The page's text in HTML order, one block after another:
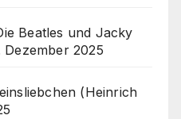
Beatles und Jacky
Dezember 2025
(Heinrich